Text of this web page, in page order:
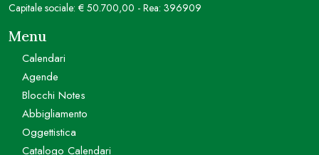
Capitale sociale: € 50.700,00 - Rea: 396909
Menu
Calendari
Agende
Blocchi Notes
Abbigliamento
Oggettistica
Catalogo Calendari